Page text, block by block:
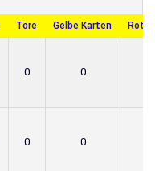
Tore Gelbe Karten Rote
0 0
0 0